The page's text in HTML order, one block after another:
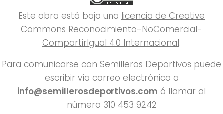
Este obra está bajo una licencia de Creative
Commons Reconocimiento-NoComercial-
CompartirIgual 4.0 Internacional.
Para comunicarse con Semilleros Deportivos puede
escribir vía correo electrónico a
info@semillerosdeportivos.com ó llamar al
número 310 453 9242